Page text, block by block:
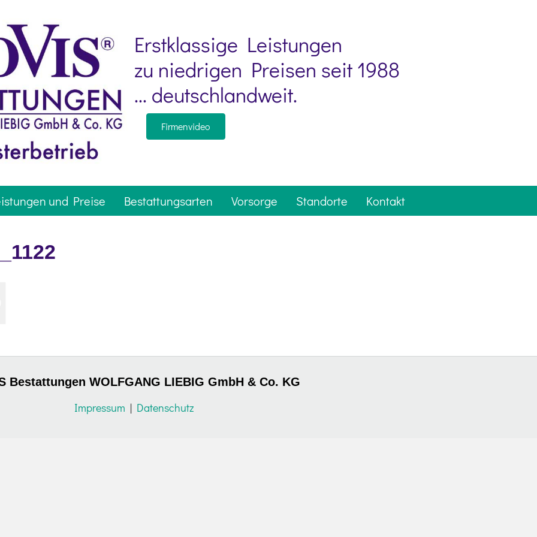
Erstklassige Leistungen
zu niedrigen Preisen seit 1988
... deutschlandweit.
Firmenvideo
und Preise Bestattungsarten Vorsorge Standorte Kontakt
Bestattungen WOLFGANG LIEBIG GmbH & Co. KG
Impressum | Datenschutz